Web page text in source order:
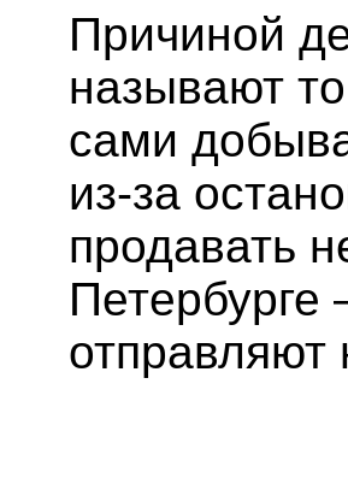
Причиной
называют
сами
из-за
продавать